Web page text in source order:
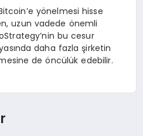
yönelmesi hisse
uzun vadede önemli
bu cesur
daha fazla şirketin
de öncülük edebilir.